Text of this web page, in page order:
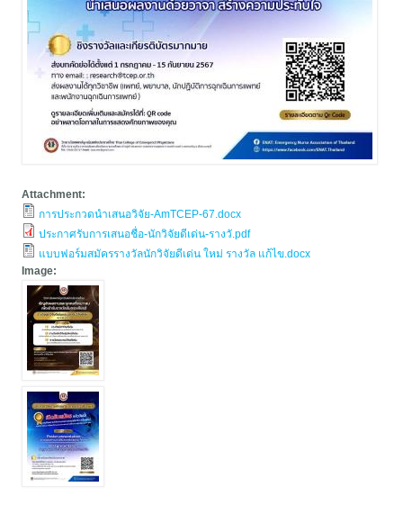
Attachment:
การประกวดนำเสนอวิจัย-AmTCEP-67.docx
ประกาศรับการเสนอชื่อ-นักวิจัยดีเด่น-รางวั.pdf
แบบฟอร์มสมัครรางวัลนักวิจัยดีเด่น ใหม่ รางวัล แก้ไข.docx
Image: